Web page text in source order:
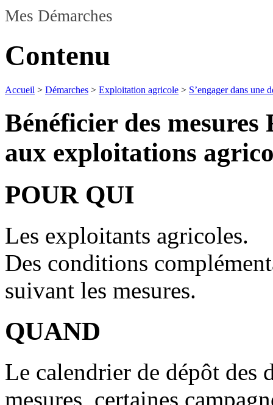
Mes Démarches
Contenu
Accueil > Démarches > Exploitation agricole > S’engager dans une
Bénéficier des mesures
aux exploitations
POUR QUI
Les exploitants agricoles.
Des conditions
suivant les mesures.
QUAND
Le calendrier de dépôt des
mesures, certaines